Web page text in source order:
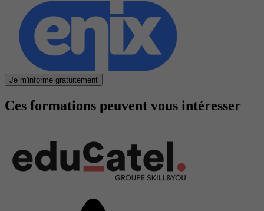
Je m'informe gratuitement
Ces formations peuvent vous intéresser